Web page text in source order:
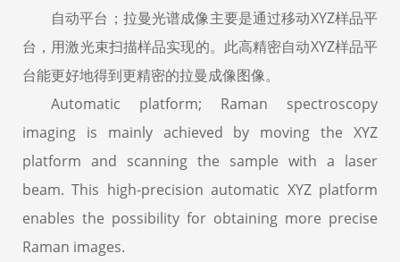
自动平台；拉曼光谱成像主要是通过移动XYZ样品平
台，用激光束扫描样品实现的。此高精密自动XYZ样品平
台能更好地得到更精密的拉曼成像图像。
Automatic platform; Raman spectroscopy
imaging is mainly achieved by moving the XYZ
platform and scanning the sample with a laser
beam. This high-precision automatic XYZ platform
enables the possibility for obtaining more precise
Raman images.